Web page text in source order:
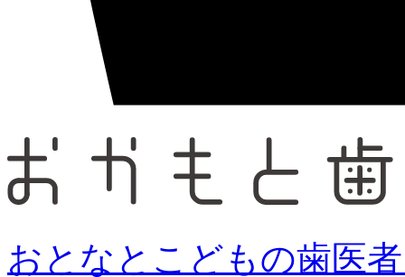
おとなとこどもの歯医